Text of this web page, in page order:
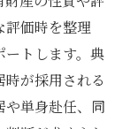
評価時を整理
ートします。典
が採用される
や単身赴任、同